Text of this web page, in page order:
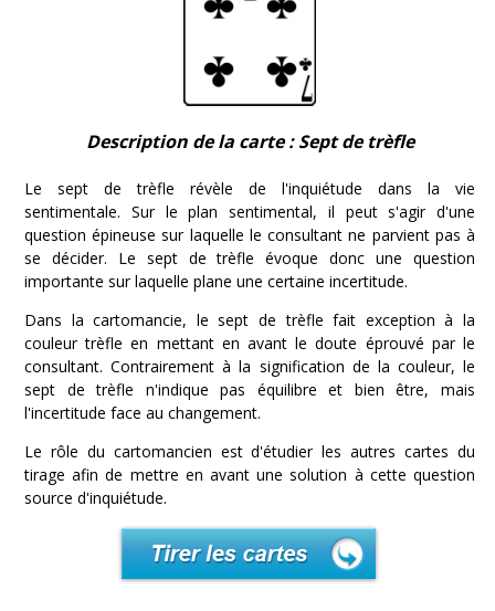
Description de la carte : Sept de trèfle
Le sept de trèfle révèle de l'inquiétude dans la vie
sentimentale. Sur le plan sentimental, il peut s'agir d'une
question épineuse sur laquelle le consultant ne parvient pas à
se décider. Le sept de trèfle évoque donc une question
importante sur laquelle plane une certaine incertitude.
Dans la cartomancie, le sept de trèfle fait exception à la
couleur trèfle en mettant en avant le doute éprouvé par le
consultant. Contrairement à la signification de la couleur, le
sept de trèfle n'indique pas équilibre et bien être, mais
l'incertitude face au changement.
Le rôle du cartomancien est d'étudier les autres cartes du
tirage afin de mettre en avant une solution à cette question
source d'inquiétude.